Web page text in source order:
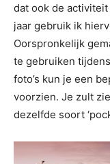
dat ook de
jaar gebruik ik
Oorspronkelijk
te gebruiken
foto’s kun je een
voorzien. Je zult
dezelfde soort